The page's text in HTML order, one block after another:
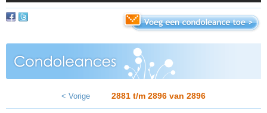
< Vorige 2881 t/m 2896 van 2896